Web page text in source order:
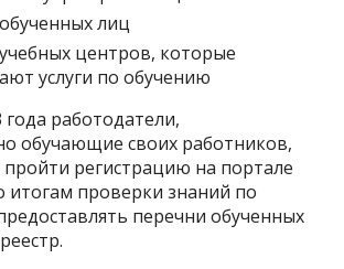
лиц
центров, которые
услуги по обучению
работодатели,
обучающие своих работников,
пройти регистрацию на портале
итогам проверки знаний по
перечни обученных